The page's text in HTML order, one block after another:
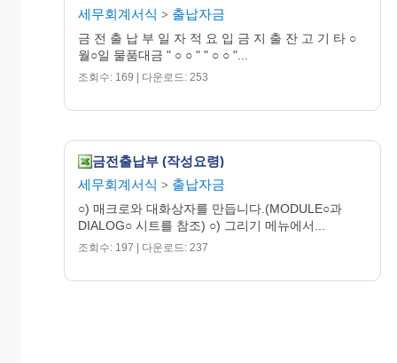
세무회계서식 > 출납자금
금 전 출 납 부 일 자 적 요 입 금 지 출 잔 고 기 타 ○
월○일 물품대금 " ○ ○ " " ○ ○ "...
조회수: 169 | 다운로드: 253
금전출납부 (작성요령)
세무회계서식 > 출납자금
○) 매크로와 대화상자를 만듭니다.(MODULE○과
DIALOG○ 시트를 참조) ○) 그리기 메뉴에서...
조회수: 197 | 다운로드: 237